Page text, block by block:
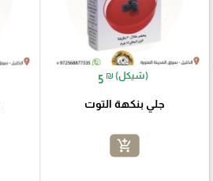
5 ₪ (شيكل)
جلي بنكهة التوت
add_shopping_cart